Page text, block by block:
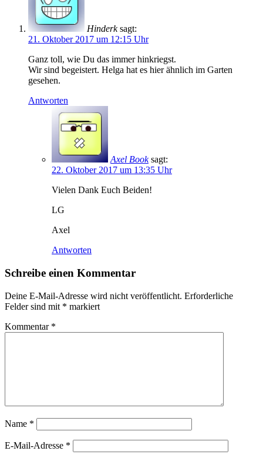
Hinderk sagt:
21. Oktober 2017 um 12:15 Uhr
Ganz toll, wie Du das immer hinkriegst.
Wir sind begeistert. Helga hat es hier ähnlich im Garten
gesehen.
Antworten
Axel Book sagt:
22. Oktober 2017 um 13:35 Uhr
Vielen Dank Euch Beiden!
LG
Axel
Antworten
Schreibe einen Kommentar
Deine E-Mail-Adresse wird nicht veröffentlicht. Erforderliche
Felder sind mit * markiert
Kommentar *
Name *
E-Mail-Adresse *